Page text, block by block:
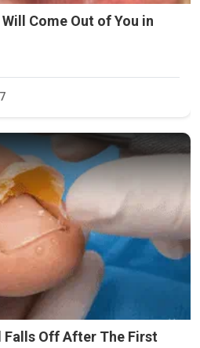
Come Out of You in
Falls Off After The First